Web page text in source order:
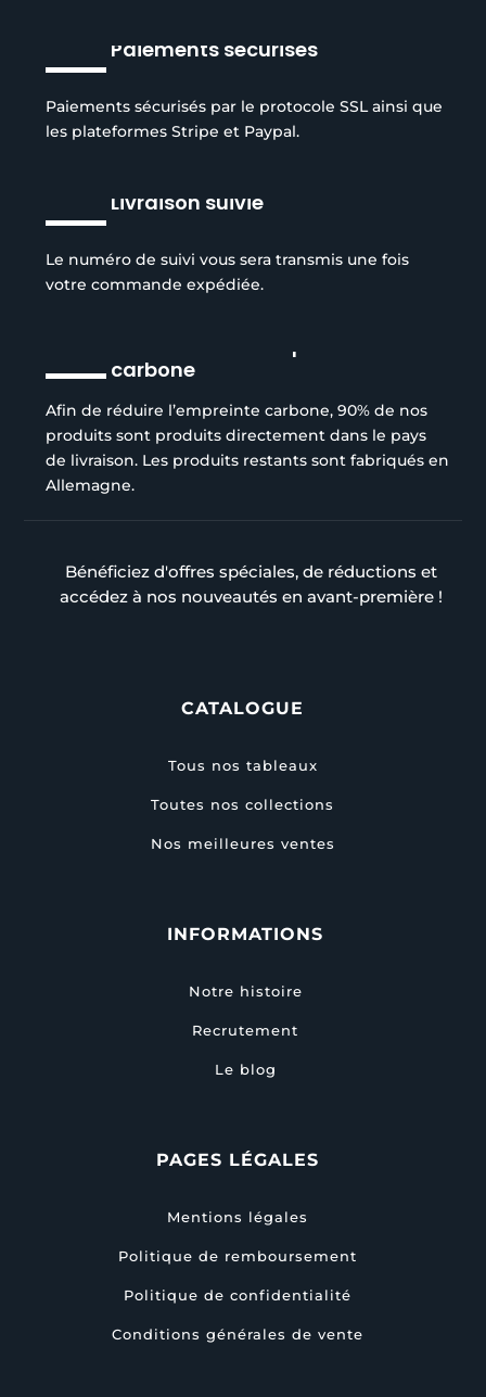
Paiements sécurisés
Paiements sécurisés par le protocole SSL ainsi que
les plateformes Stripe et Paypal.
Livraison suivie
Le numéro de suivi vous sera transmis une fois
votre commande expédiée.
Réduction de l’empreinte
carbone
Afin de réduire l’empreinte carbone, 90% de nos
produits sont produits directement dans le pays
de livraison. Les produits restants sont fabriqués en
Allemagne.
Bénéficiez d'offres spéciales, de réductions et
accédez à nos nouveautés en avant-première !
CATALOGUE
Tous nos tableaux
Toutes nos collections
Nos meilleures ventes
INFORMATIONS
Notre histoire
Recrutement
Le blog
PAGES LÉGALES
Mentions légales
Politique de remboursement
Politique de confidentialité
Conditions générales de vente